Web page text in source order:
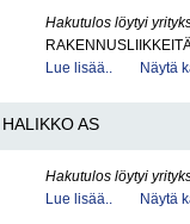
Hakutulos löytyi
Lue lisää..
Näytä
HALIKKO AS
Hakutulos löytyi
Lue lisää..
Näytä